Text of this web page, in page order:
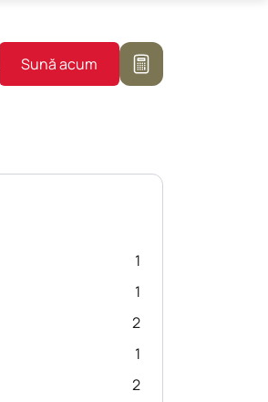
Sună acum
1
1
2
1
2